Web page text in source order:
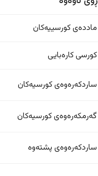
ماددەی کورسییەکان
کورسی کارەبایی
ساردکەرەوەی کورسیەکان
گەرمکەرەوەی کورسیەکان
ساردکەرەوەی پشتەوە